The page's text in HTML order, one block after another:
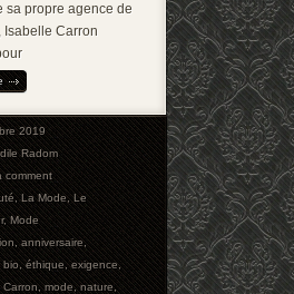
sa propre agence de
Isabelle Carron
2019
Radom
comment
,La Mode,Le
,Mode
,anniversaire,
bio,éthique,exigence,
Carron,mode,nature,